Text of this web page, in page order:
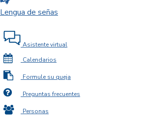
Lengua de señas
Asistente virtual
Calendarios
Formule su queja
Preguntas frecuentes
Personas